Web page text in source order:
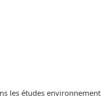
les études